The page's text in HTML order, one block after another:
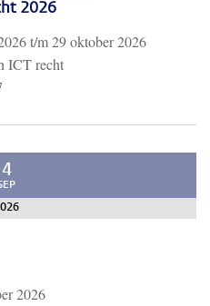
2026
t/m29 oktober 2026
ICT recht
4
2026